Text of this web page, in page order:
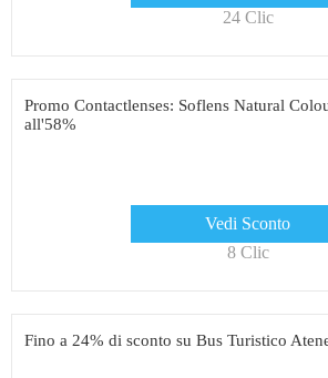
24 Clic
Promo Contactlenses: Soflens Natural
all'58%
Vedi Sconto
8 Clic
Fino a 24% di sconto su Bus Turistico